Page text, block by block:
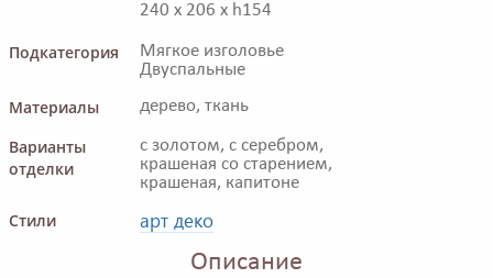
240 x 206 x h154
Подкатегория
Мягкое изголовье
Двуспальные
Материалы дерево, ткань
Варианты
отделки
с золотом, с серебром,
крашеная со старением,
крашеная, капитоне
Стили арт деко
Описание